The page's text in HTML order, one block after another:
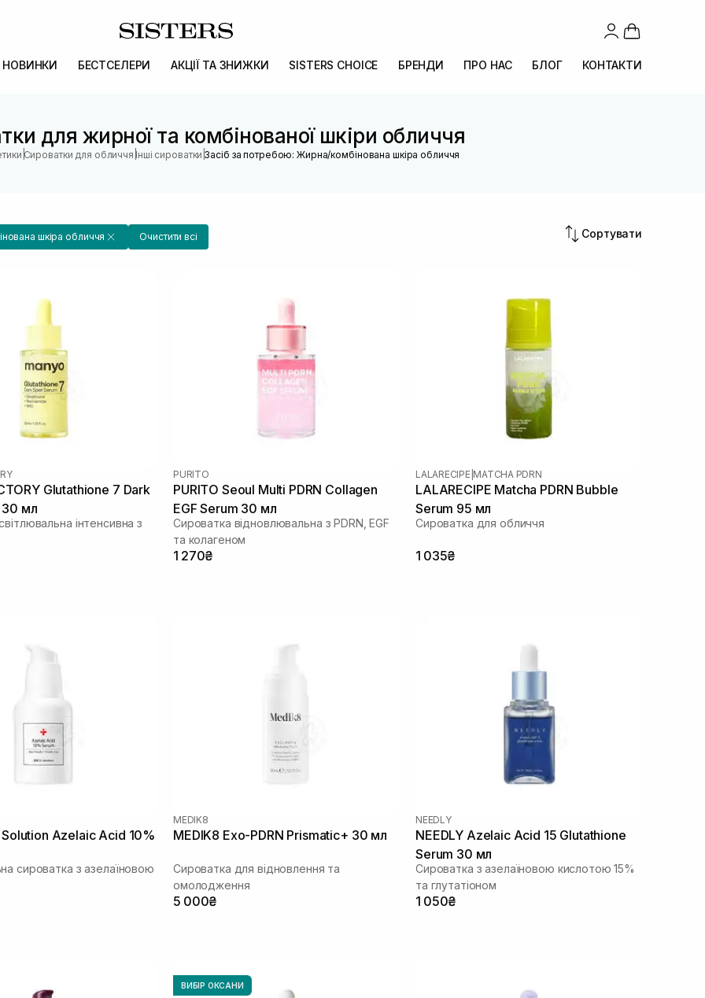
НОВИНКИ БЕСТСЕЛЕРИ АКЦІЇ ТА ЗНИЖКИ SISTERS CHOICE БРЕНДИ ПРО НАС БЛОГ КОНТАКТИ
для жирної та комбінованої шкіри обличчя
|Сироватки для обличчя |Інші сироватки |Засіб за потребою: Жирна/комбінована шкіра обличчя
шкіра обличчя Очистити всі Сортувати
Glutathione 7 Dark
30 мл
інтенсивна з
PURITO
PURITO Seoul Multi PDRN Collagen
EGF Serum 30 мл
Сироватка відновлювальна з PDRN, EGF
та колагеном
1 270₴
LALARECIPE MATCHA PDRN
LALARECIPE Matcha PDRN Bubble
Serum 95 мл
Сироватка для обличчя
1 035₴
Solution Azelaic Acid 10%
сироватка з азелаїновою
MEDIK8
MEDIK8 Exo-PDRN Prismatic+ 30 мл
Сироватка для відновлення та
омолодження
5 000₴
NEEDLY
NEEDLY Azelaic Acid 15 Glutathione
Serum 30 мл
Сироватка з азелаїновою кислотою 15%
та глутатіоном
1 050₴
ВИБІР ОКСАНИ